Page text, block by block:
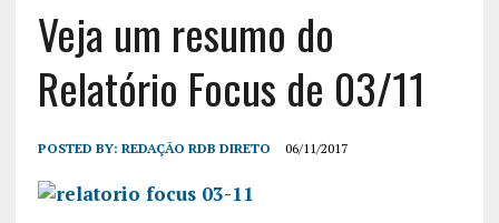
Veja um resumo do
Relatório Focus de 03/11
POSTED BY: REDAÇÃO RDB DIRETO 06/11/2017